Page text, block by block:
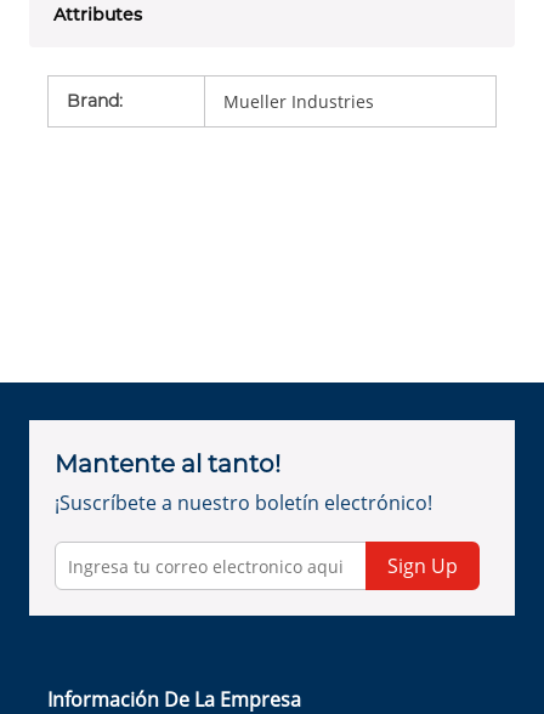
Attributes
Brand: Mueller Industries
Mantente al tanto!
¡Suscríbete a nuestro boletín electrónico!
Sign Up
Información De La Empresa